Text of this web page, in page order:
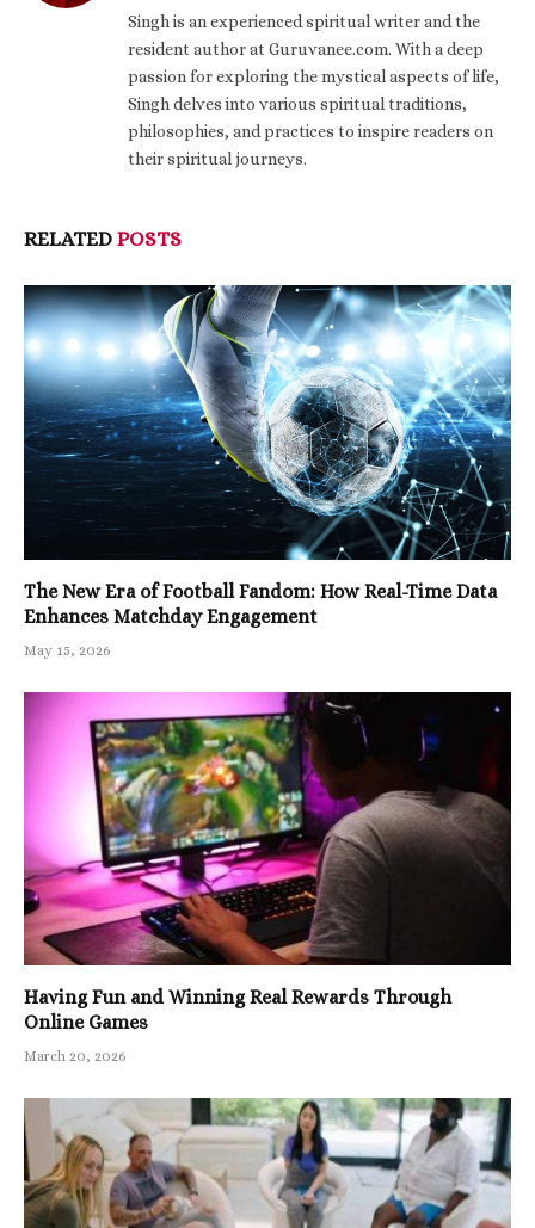
Singh is an experienced spiritual writer and the
resident author at Guruvanee.com. With a deep
passion for exploring the mystical aspects of life,
Singh delves into various spiritual traditions,
philosophies, and practices to inspire readers on
their spiritual journeys.
RELATED POSTS
The New Era of Football Fandom: How Real-Time Data
Enhances Matchday Engagement
May 15, 2026
Having Fun and Winning Real Rewards Through
Online Games
March 20, 2026